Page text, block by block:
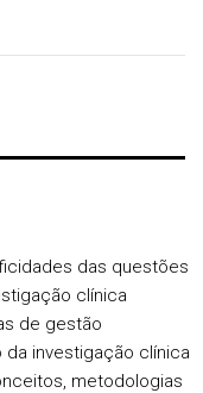
das questões
clínica
de gestão
investigação clínica
metodologias